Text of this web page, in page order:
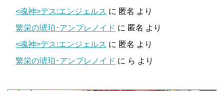
<魂神>デス:エンジェルス に 匿名 より
繁栄の琥珀･アンブレノイド に 匿名 より
<魂神>デス:エンジェルス に 匿名 より
繁栄の琥珀･アンブレノイド に ら より